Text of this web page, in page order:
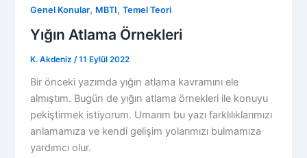
Genel Konular, MBTI,Temel Teori
Yığın Atlama Örnekleri
K. Akdeniz/11 Eylül 2022
Bir önceki yazımda yığın atlama kavramını ele
almıştım. Bugün de yığın atlama örnekleri ile konuyu
pekiştirmek istiyorum. Umarım bu yazı farklılıklarımızı
anlamamıza ve kendi gelişim yolarımızı bulmamıza
yardımcı olur.